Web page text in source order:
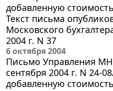
добавленную
Текст письма
Московского
2004 г. N 37
6 октября 2004
Письмо Управления
сентября 2004 г. N 24-
добавленную